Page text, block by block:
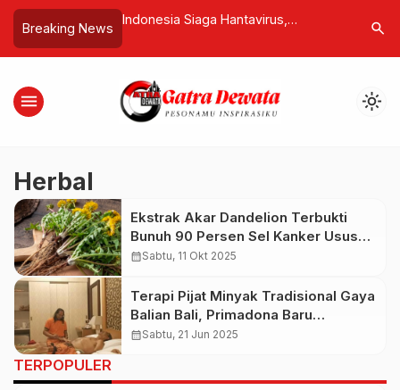
Breaking News
Kantor BPJS
Spanduk
Terpasang
Indonesia Siaga Hantavirus,
Jakarta dan Yogyakarta Negatif
AHYsearch
menu light_mode
Herbal
Ekstrak Akar Dandelion Terbukti
Bunuh 90 Persen Sel Kanker Usus
Besar Hanya dalam 48 Jam
calendar_monthSabtu, 11 Okt 2025
Terapi Pijat Minyak Tradisional Gaya
Balian Bali, Primadona Baru
Wisatawan Domestik dan
calendar_monthSabtu, 21 Jun 2025
TERPOPULER